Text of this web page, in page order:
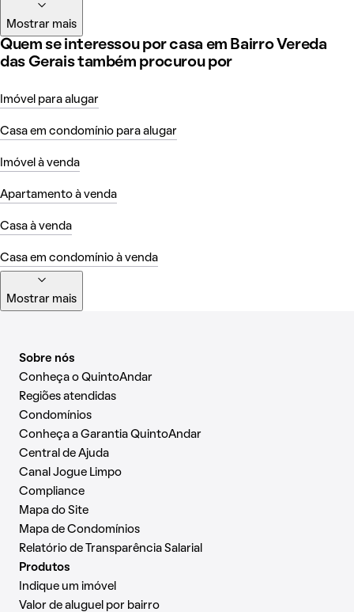
Mostrar mais
Quem se interessou por casa em Bairro Vereda
das Gerais também procurou por
Imóvel para alugar
Casa em condomínio para alugar
Imóvel à venda
Apartamento à venda
Casa à venda
Casa em condomínio à venda
Mostrar mais
Sobre nós
Conheça o QuintoAndar
Regiões atendidas
Condomínios
Conheça a Garantia QuintoAndar
Central de Ajuda
Canal Jogue Limpo
Compliance
Mapa do Site
Mapa de Condomínios
Relatório de Transparência Salarial
Produtos
Indique um imóvel
Valor de aluguel por bairro